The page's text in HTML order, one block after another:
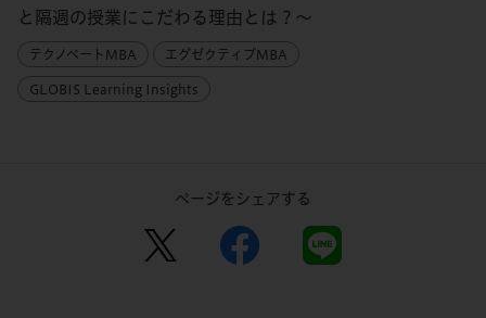
と隔週の授業にこだわる理由とは？〜
テクノベートMBA エグゼクティブMBA
GLOBIS Learning Insights
ページをシェアする